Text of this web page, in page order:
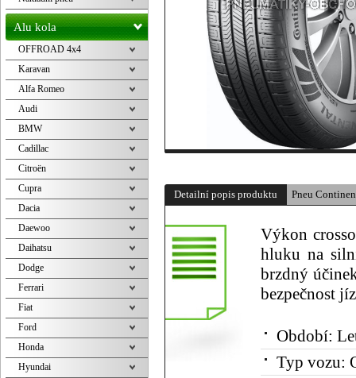
Detailní popis produktu Pneu
Výkon
hluku na
brzdný
bezpečnost
Období:
Typ vozu:
Alu kola
OFFROAD 4x4
Karavan
Alfa Romeo
Audi
BMW
Cadillac
Citroën
Cupra
Dacia
Daewoo
Daihatsu
Dodge
Ferrari
Fiat
Ford
Honda
Hyundai